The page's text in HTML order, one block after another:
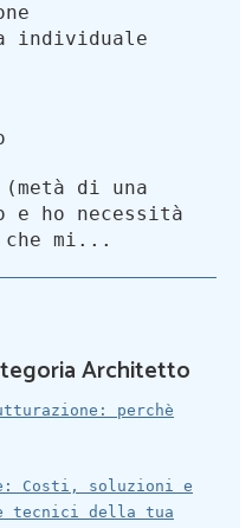
individuale
di una
e ho necessità
mi...
Architetto
perchè
Costi, soluzioni e
tecnici della tua